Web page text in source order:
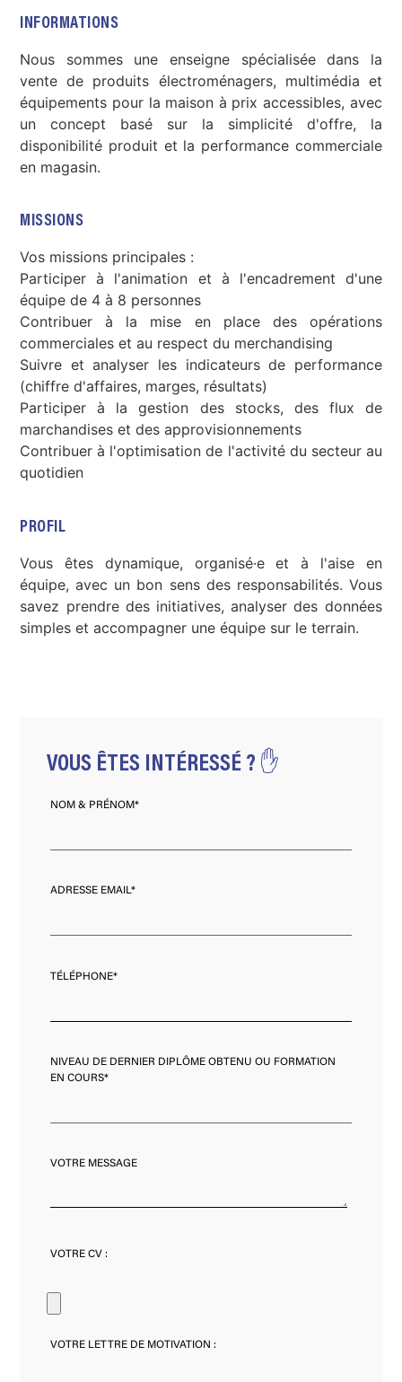
INFORMATIONS
Nous sommes une enseigne spécialisée dans la
vente de produits électroménagers, multimédia et
équipements pour la maison à prix accessibles, avec
un concept basé sur la simplicité d'offre, la
disponibilité produit et la performance commerciale
en magasin.
MISSIONS
Vos missions principales :
Participer à l'animation et à l'encadrement d'une
équipe de 4 à 8 personnes
Contribuer à la mise en place des opérations
commerciales et au respect du merchandising
Suivre et analyser les indicateurs de performance
(chiffre d'affaires, marges, résultats)
Participer à la gestion des stocks, des flux de
marchandises et des approvisionnements
Contribuer à l'optimisation de l'activité du secteur au
quotidien
PROFIL
Vous êtes dynamique, organisé·e et à l'aise en
équipe, avec un bon sens des responsabilités. Vous
savez prendre des initiatives, analyser des données
simples et accompagner une équipe sur le terrain.
VOUS ÊTES INTÉRESSÉ ? ✋
NOM & PRÉNOM*
ADRESSE EMAIL*
TÉLÉPHONE*
NIVEAU DE DERNIER DIPLÔME OBTENU OU FORMATION
EN COURS*
VOTRE MESSAGE
VOTRE CV :
VOTRE LETTRE DE MOTIVATION :